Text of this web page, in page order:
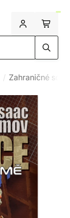
Zahraničné sci-